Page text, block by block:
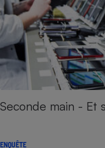
Seconde main - Et
ENQUÊTE